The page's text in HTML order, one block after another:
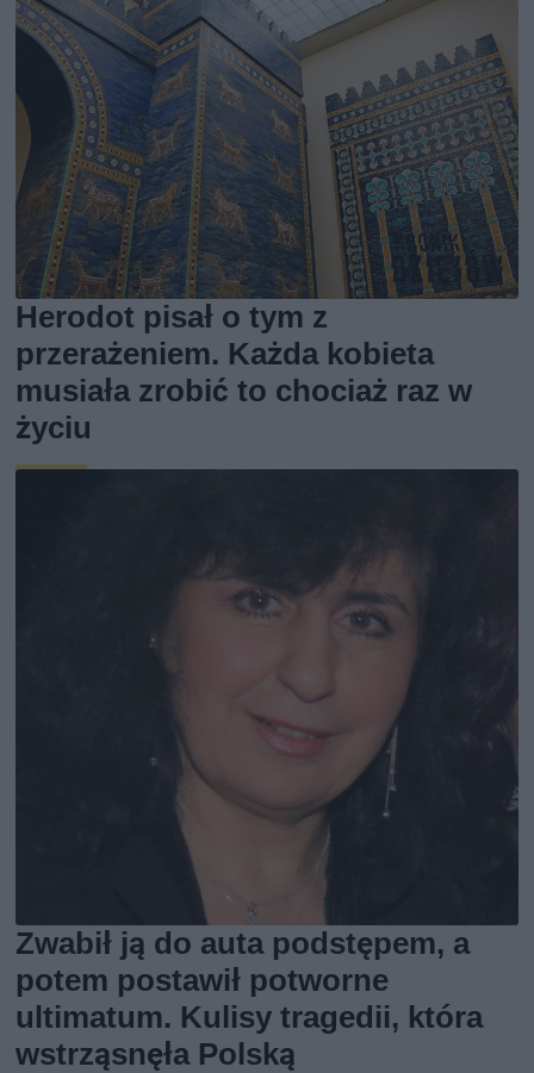
Herodot pisał o tym z
przerażeniem. Każda kobieta
musiała zrobić to chociaż raz w
życiu
Zwabił ją do auta podstępem, a
potem postawił potworne
ultimatum. Kulisy tragedii, która
wstrząsnęła Polską